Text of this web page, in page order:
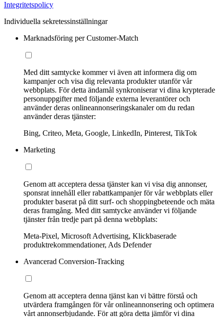
Integritetspolicy
Individuella sekretessinställningar
Marknadsföring per Customer-Match
Med ditt samtycke kommer vi även att informera dig om
kampanjer och visa dig relevanta produkter utanför vår
webbplats. För detta ändamål synkroniserar vi dina krypterade
personuppgifter med följande externa leverantörer och
använder deras onlineannonseringskanaler om du redan
använder deras tjänster:
Bing, Criteo, Meta, Google, LinkedIn, Pinterest, TikTok
Marketing
Genom att acceptera dessa tjänster kan vi visa dig annonser,
sponsrat innehåll eller rabattkampanjer för vår webbplats eller
produkter baserat på ditt surf- och shoppingbeteende och mäta
deras framgång. Med ditt samtycke använder vi följande
tjänster från tredje part på denna webbplats:
Meta-Pixel, Microsoft Advertising, Klickbaserade
produktrekommendationer, Ads Defender
Avancerad Conversion-Tracking
Genom att acceptera denna tjänst kan vi bättre förstå och
utvärdera framgången för vår onlineannonsering och optimera
vårt annonserbjudande. För att göra detta jämför vi dina